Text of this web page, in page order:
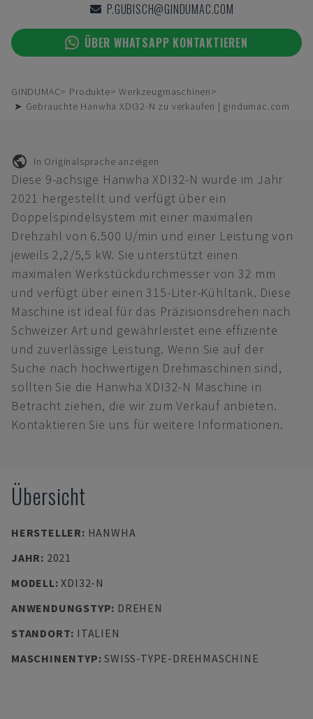
P.GUBISCH@GINDUMAC.COM
ÜBER WHATSAPP KONTAKTIEREN
GINDUMAC Produkte
Werkzeugmaschinen
➤ Gebrauchte Hanwha XDI32-N zu verkaufen | gindumac.com
In Originalsprache anzeigen
Diese 9-achsige Hanwha XDI32-N wurde im Jahr
2021 hergestellt und verfügt über ein
Doppelspindelsystem mit einer maximalen
Drehzahl von 6.500 U/min und einer Leistung von
jeweils 2,2/5,5 kW. Sie unterstützt einen
maximalen Werkstückdurchmesser von 32 mm
und verfügt über einen 315-Liter-Kühltank. Diese
Maschine ist ideal für das Präzisionsdrehen nach
Schweizer Art und gewährleistet eine effiziente
und zuverlässige Leistung. Wenn Sie auf der
Suche nach hochwertigen Drehmaschinen sind,
sollten Sie die Hanwha XDI32-N Maschine in
Betracht ziehen, die wir zum Verkauf anbieten.
Kontaktieren Sie uns für weitere Informationen.
Übersicht
HERSTELLER: HANWHA
JAHR: 2021
MODELL:XDI32-N
ANWENDUNGSTYP: DREHEN
STANDORT: ITALIEN
MASCHINENTYP:SWISS-TYPE-DREHMASCHINE